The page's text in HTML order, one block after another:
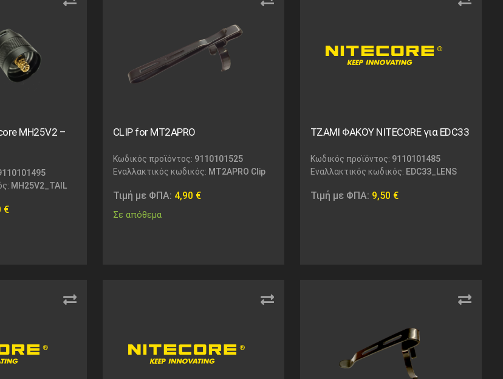
MH25V2 –
MH25V2_TAIL
€
CLIP for MT2APRO
Κωδικός προϊόντος: 9110101525
Εναλλακτικός κωδικός: MT2APRO Clip
Τιμή με ΦΠΑ: 4,90 €
Σε απόθεμα
ΤΖΑΜΙ ΦΑΚΟΥ NITECORE για EDC33
Κωδικός προϊόντος: 9110101485
Εναλλακτικός κωδικός: EDC33_LENS
Τιμή με ΦΠΑ: 9,50 €